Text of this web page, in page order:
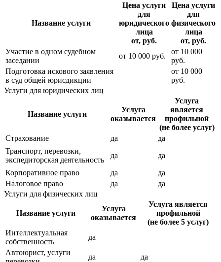
Название услуги
Цена услуги
для
юридического
лица
от, руб.
Цена услуги
для
физического
лица
от, руб.
Участие в одном судебном
заседании
от 10 000 руб.
от 10 000
руб.
Подготовка искового заявления
в суд общей юрисдикции
от 10 000
руб.
Услуги для юридических лиц
Название услуги
Услуга
оказывается
Услуга
является
профильной
(не более услуг)
Страхование
да
да
Транспорт, перевозки,
экспедиторская деятельность
да да
Корпоративное право да
да
Налоговое право
да
да
Услуги для физических лиц
Название услуги
Услуга
оказывается
Услуга является
профильной
(не более 5 услуг)
Интеллектуальная
собственность
да
Автоюрист, услуги
да
да